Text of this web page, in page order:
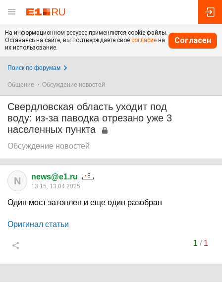
На информационном ресурсе применяются cookie-файлы.
Оставаясь на сайте, вы подтверждаете свое согласие на
их использование.
Согласен
Поиск по форумам
Общение Обсуждение новостей
Свердловская область уходит под
воду: из-за паводка отрезано уже 3
населенных пункта
Обсуждение новостей
N news@e1.ru
13:15, 13.04.2025
Один мост затоплен и еще один разобран
Оригинал статьи
1 / 1